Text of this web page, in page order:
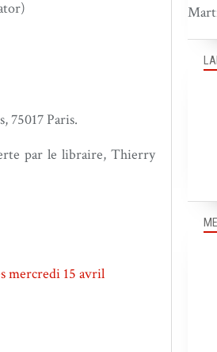
75017 Paris.
par le libraire, Thierry